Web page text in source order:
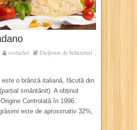
costachel Dicționar de brânzeturi ,
este o brânză italiană, făcută din
smântânit). A obținut
Controlată în 1996.
este de aproximativ 32%,